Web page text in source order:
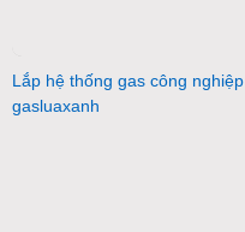
Lắp hệ thống gas công nghiệp
gasluaxanh